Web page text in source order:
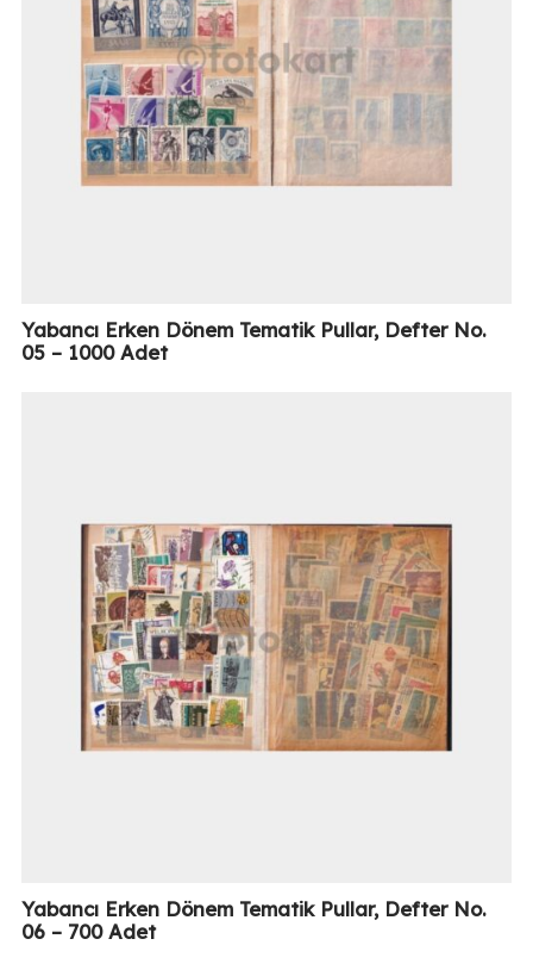
Yabancı Erken Dönem Tematik Pullar, Defter No.
05 – 1000 Adet
Yabancı Erken Dönem Tematik Pullar, Defter No.
06 – 700 Adet